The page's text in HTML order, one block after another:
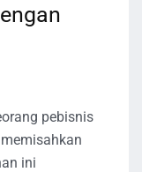
pebisnis
ini